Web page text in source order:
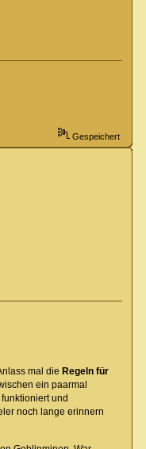
Gespeichert
mal die Regeln für
ein paarmal
und
noch lange erinnern